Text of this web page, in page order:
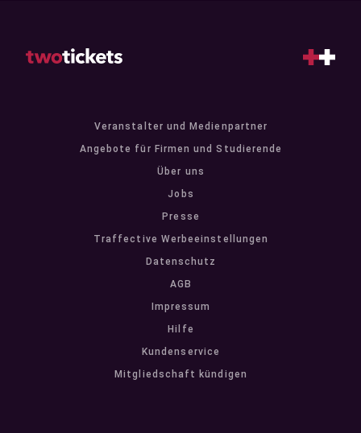
Veranstalter und Medienpartner
Angebote für Firmen und Studierende
Über uns
Jobs
Presse
Traffective Werbeeinstellungen
Datenschutz
AGB
Impressum
Hilfe
Kundenservice
Mitgliedschaft kündigen